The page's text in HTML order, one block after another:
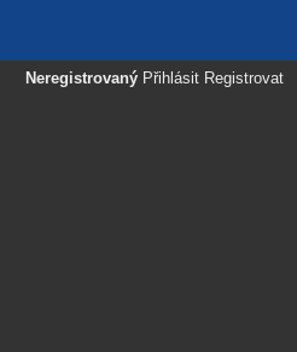
Neregistrovaný Přihlásit Registrovat